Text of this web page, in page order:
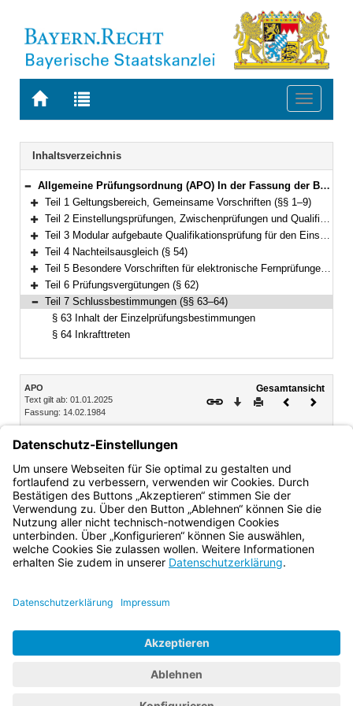
Zur
BAYERN.RECHT
Zur
letzten
Suche
Toggle
Navigation
Inhaltsverzeichnis
Bereich reduzieren
Allgemeine Prüfungsordnung (APO) In der Fassung der Bekanntmachung vom 14. Februar 1984 (GVBl. S. 76) BayRS 2030-2-10-F (§§ 1–64)
Bereich erweitern
Teil 1 Geltungsbereich, Gemeinsame Vorschriften (§§ 1–9)
Bereich erweitern
Teil 2 Einstellungsprüfungen, Zwischenprüfungen und Qualifikationsprüfungen am Ende des Vorbereitungsdienstes (§§ 10–37)
Bereich erweitern
Teil 3 Modular aufgebaute Qualifikationsprüfung für den Einstieg in der dritten Qualifikationsebene (§§ 38–53)
Bereich erweitern
Teil 4 Nachteilsausgleich (§ 54)
Bereich erweitern
Teil 5 Besondere Vorschriften für elektronische Fernprüfungen (§§ 55–61)
Bereich erweitern
Teil 6 Prüfungsvergütungen (§ 62)
Bereich reduzieren
Teil 7 Schlussbestimmungen (§§ 63–64)
§ 63 Inhalt der Einzelprüfungsbestimmungen
§ 64 Inkrafttreten
Inhalt
APO
Text gilt ab: 01.01.2025
Fassung: 14.02.1984
Gesamtansicht
Download
DruckenVorheriges
Teil 7 Schlussbestimmungen
§ 63 Inhalt der Einzelprüfungsbestimmungen
§ 64 Inkrafttreten
Bayern.de
BayernPortal
Impressum